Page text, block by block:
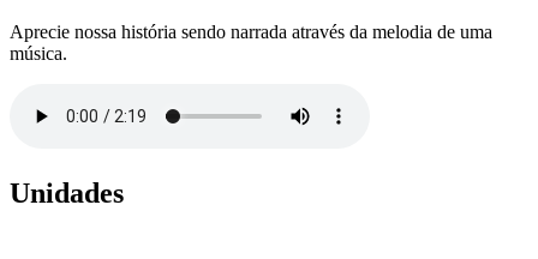
Aprecie nossa história sendo narrada através da melodia de uma
música.
Unidades